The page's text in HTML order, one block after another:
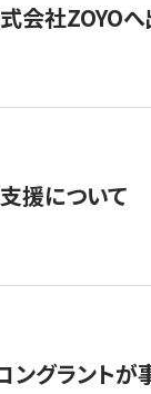
式会社ZOYO
援について
ングラント